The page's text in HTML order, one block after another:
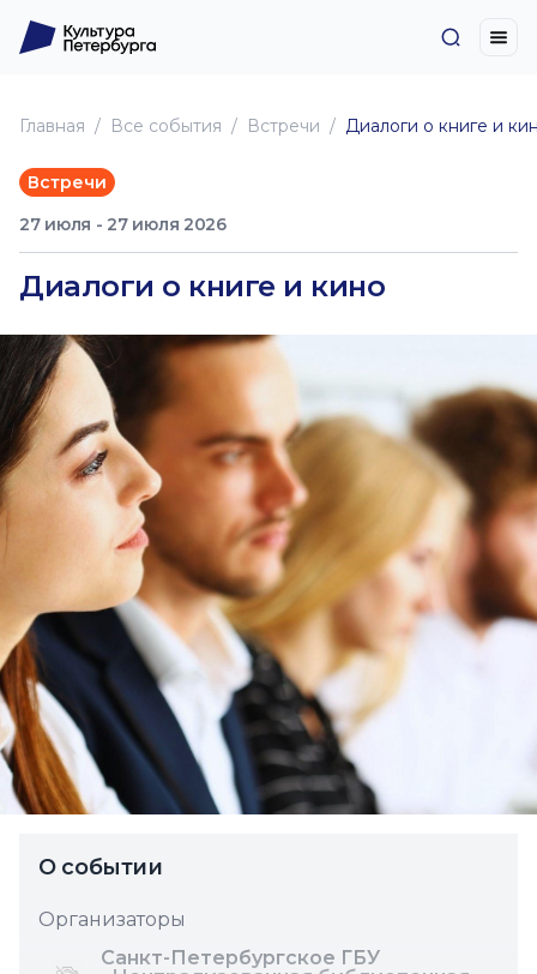
Главная Все события Встречи Диалоги о книге и
Встречи
27 июля - 27 июля 2026
Диалоги о книге и кино
О событии
Организаторы
Санкт-Петербургское ГБУ